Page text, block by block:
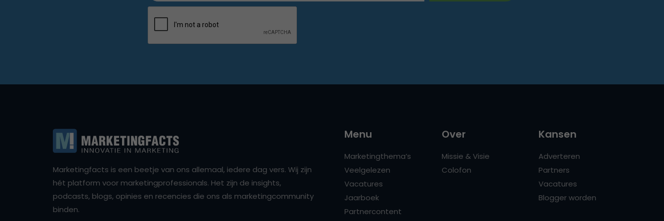
Marketingfacts is een beetje van ons allemaal, iedere dag vers. Wij zijn
hét platform voor marketingprofessionals. Het zijn de insights,
podcasts, blogs, opinies en recencies die ons als marketingcommunity
binden.
Menu
Marketingthema’s
Veelgelezen
Vacatures
Jaarboek
Partnercontent
Over
Missie & Visie
Colofon
Kansen
Adverteren
Partners
Vacatures
Blogger worden